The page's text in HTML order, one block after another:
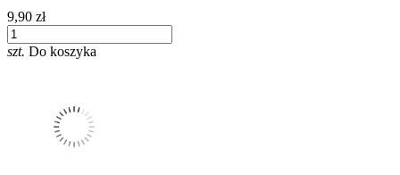
9,90 zł
szt. Do koszyka